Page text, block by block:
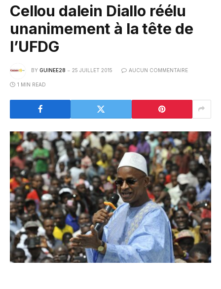
Cellou dalein Diallo réélu
unanimement à la tête de
l’UFDG
BY GUINEE28 25 JUILLET 2015 AUCUN COMMENTAIRE
1 MIN READ